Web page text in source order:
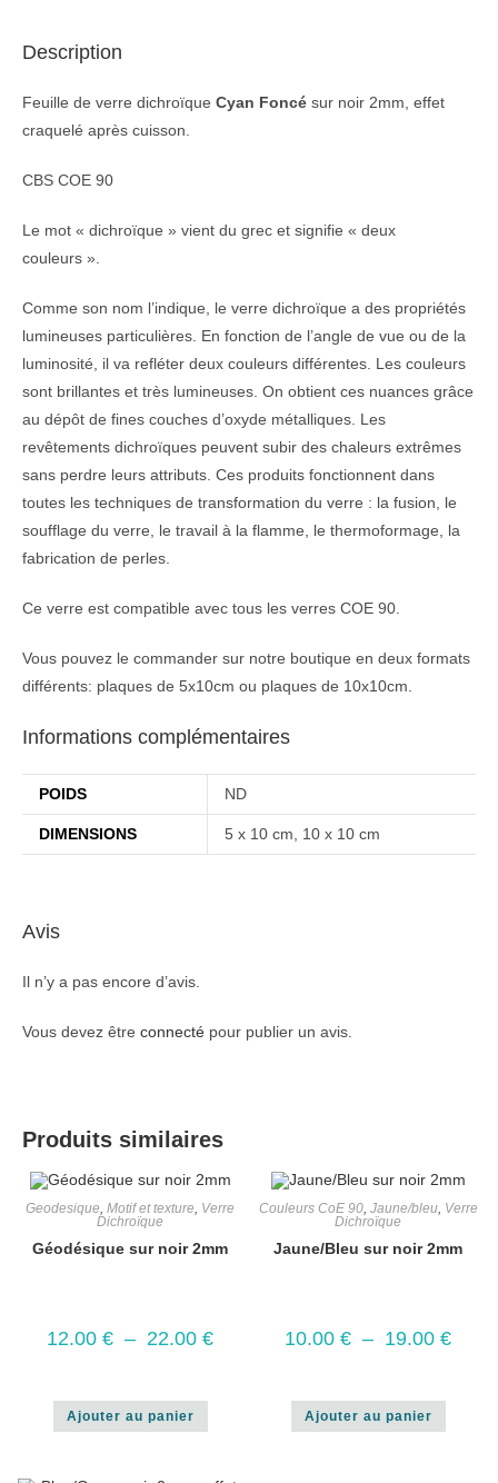
Description
Feuille de verre dichroïque Cyan Foncé sur noir 2mm, effet
craquelé après cuisson.
CBS COE 90
Le mot « dichroïque » vient du grec et signifie « deux
couleurs ».
Comme son nom l’indique, le verre dichroïque a des propriétés
lumineuses particulières. En fonction de l’angle de vue ou de la
luminosité, il va refléter deux couleurs différentes. Les couleurs
sont brillantes et très lumineuses. On obtient ces nuances grâce
au dépôt de fines couches d’oxyde métalliques. Les
revêtements dichroïques peuvent subir des chaleurs extrêmes
sans perdre leurs attributs. Ces produits fonctionnent dans
toutes les techniques de transformation du verre : la fusion, le
soufflage du verre, le travail à la flamme, le thermoformage, la
fabrication de perles.
Ce verre est compatible avec tous les verres COE 90.
Vous pouvez le commander sur notre boutique en deux formats
différents: plaques de 5x10cm ou plaques de 10x10cm.
Informations complémentaires
POIDS ND
DIMENSIONS 5 x 10 cm, 10 x 10 cm
Avis
Il n’y a pas encore d’avis.
Vous devez être connecté pour publier un avis.
Produits similaires
Geodesique, Motif et texture, Verre
Dichroïque
Géodésique sur noir 2mm
12.00 € – 22.00 €
Ajouter au panier
Couleurs CoE 90, Jaune/bleu, Verre
Dichroïque
Jaune/Bleu sur noir 2mm
10.00 € – 19.00 €
Ajouter au panier